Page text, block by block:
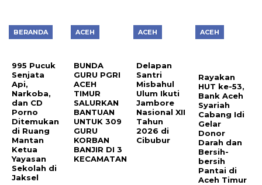
BERANDA
995 Pucuk
Senjata
Api,
Narkoba,
dan CD
Porno
Ditemukan
di Ruang
Mantan
Ketua
Yayasan
Sekolah di
Jaksel
ACEH
BUNDA
GURU PGRI
ACEH
TIMUR
SALURKAN
BANTUAN
UNTUK 309
GURU
KORBAN
BANJIR DI 3
KECAMATAN
ACEH
Delapan
Santri
Misbahul
Ulum Ikuti
Jambore
Nasional XII
Tahun
2026 di
Cibubur
ACEH
Rayakan
HUT ke-53,
Bank Aceh
Syariah
Cabang Idi
Gelar
Donor
Darah dan
Bersih-
bersih
Pantai di
Aceh Timur